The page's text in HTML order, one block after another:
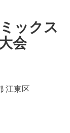
ックス
会
江東区